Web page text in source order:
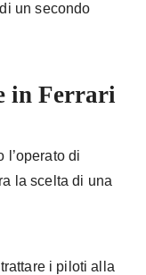
un secondo
in Ferrari
l’operato di
la scelta di una
i piloti alla